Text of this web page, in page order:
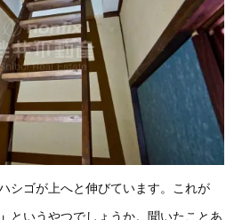
シゴが上へと伸びています。これが
というやつでしょうか。聞いたことあ